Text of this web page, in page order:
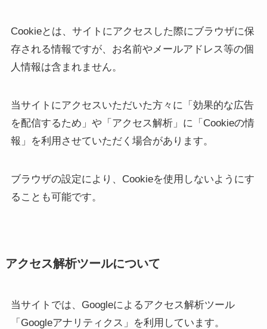
Cookieとは、サイトにアクセスした際にブラウザに保
存される情報ですが、お名前やメールアドレス等の個
人情報は含まれません。
当サイトにアクセスいただいた方々に「効果的な広告
を配信するため」や「アクセス解析」に「Cookieの情
報」を利用させていただく場合があります。
ブラウザの設定により、Cookieを使用しないようにす
ることも可能です。
アクセス解析ツールについて
当サイトでは、Googleによるアクセス解析ツール
「Googleアナリティクス」を利用しています。